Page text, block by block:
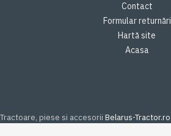
Contact
Formular returnări
Hartă site
Acasa
Tractoare, piese si accesorii Belarus-Tractor.ro